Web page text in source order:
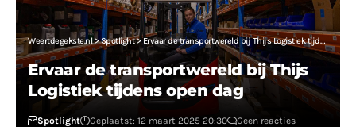
Weertdegekste.nl>Spotlight>Ervaar de transportwereld bij Thijs Logistiek tijdens open dag
Ervaar de transportwereld bij Thijs
Logistiek tijdens open dag
Spotlight Geplaatst: 12 maart 2025 20:30
Geen reacties